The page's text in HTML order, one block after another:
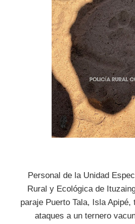
Personal de la Unidad
Rural y Ecológica de
paraje Puerto Tala, Isla
ataques a un ternero